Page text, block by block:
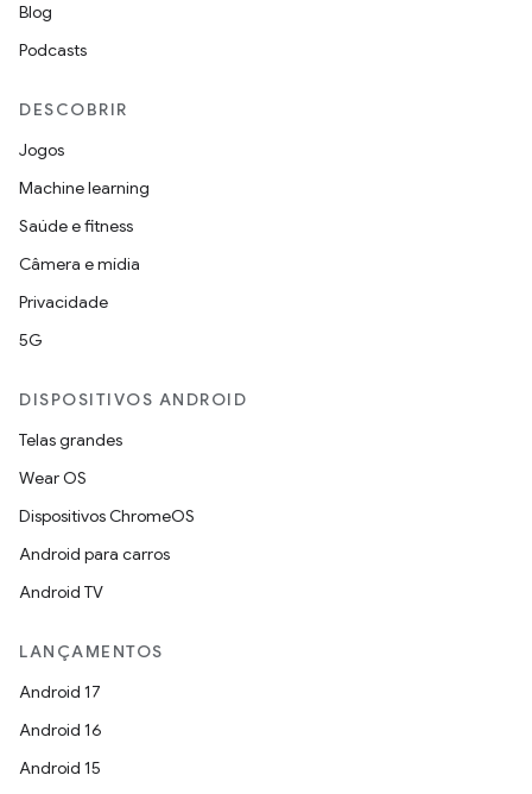
Blog
Podcasts
DESCOBRIR
Jogos
Machine learning
Saúde e fitness
Câmera e mídia
Privacidade
5G
DISPOSITIVOS ANDROID
Telas grandes
Wear OS
Dispositivos ChromeOS
Android para carros
Android TV
LANÇAMENTOS
Android 17
Android 16
Android 15